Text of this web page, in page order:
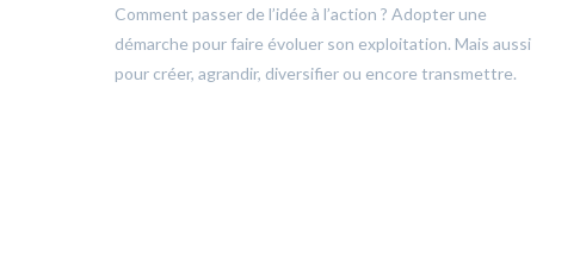
Comment passer de l’idée à l’action ? Adopter une
démarche pour faire évoluer son exploitation. Mais aussi
pour créer, agrandir, diversifier ou encore transmettre.